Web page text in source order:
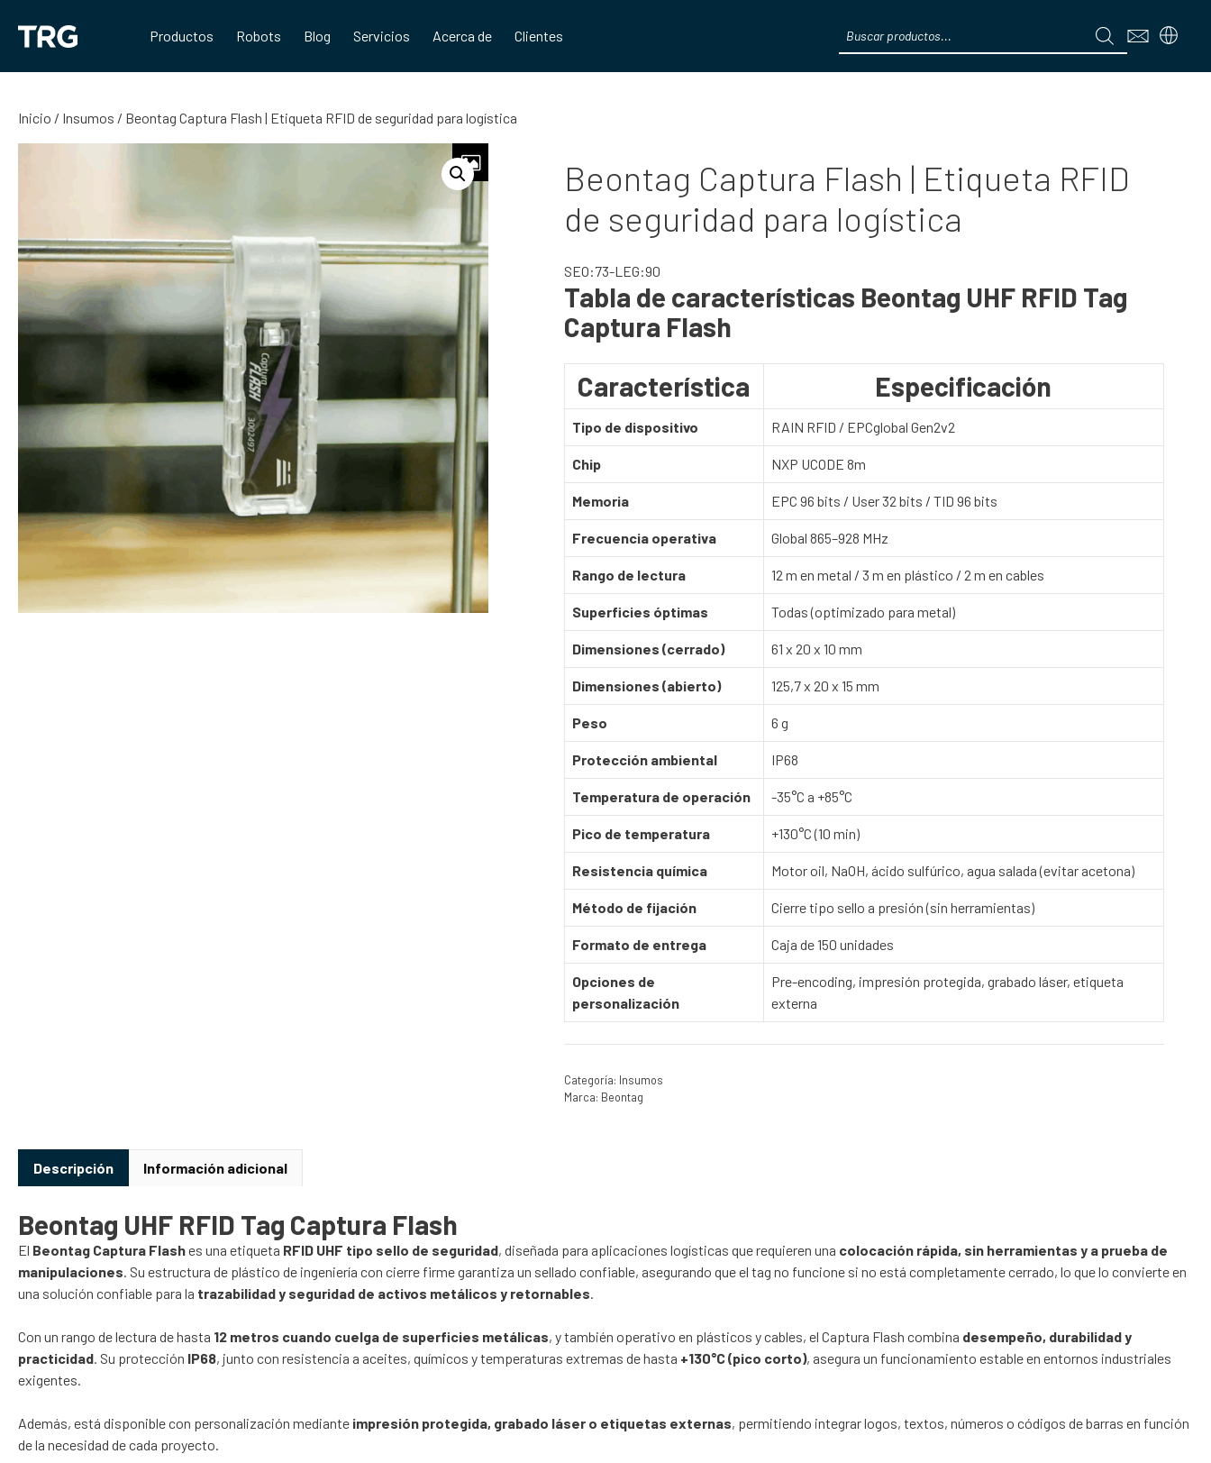
contenido
Productos Robots Blog Servicios Acerca de Clientes
search
Inicio / Insumos / Beontag Captura Flash | Etiqueta RFID de seguridad para logística
Beontag Captura Flash | Etiqueta RFID
de seguridad para logística
SEO:73-LEG:90
Tabla de características Beontag UHF RFID Tag
Captura Flash
Característica
Especificación
Tipo de dispositivo RAIN RFID / EPCglobal Gen2v2
Chip NXP UCODE 8m
Memoria EPC 96 bits / User 32 bits / TID 96 bits
Frecuencia operativa Global 865–928 MHz
Rango de lectura 12 m en metal / 3 m en plástico / 2 m en cables
Superficies óptimas Todas (optimizado para metal)
Dimensiones (cerrado) 61 x 20 x 10 mm
Dimensiones (abierto) 125,7 x 20 x 15 mm
Peso 6 g
Protección ambiental IP68
Temperatura de operación -35°C a +85°C
Pico de temperatura +130°C (10 min)
Resistencia química Motor oil, NaOH, ácido sulfúrico, agua salada (evitar acetona)
Método de fijación Cierre tipo sello a presión (sin herramientas)
Formato de entrega Caja de 150 unidades
Opciones de
personalización
Pre-encoding, impresión protegida, grabado láser, etiqueta
externa
Categoría: Insumos
Marca: Beontag
Descripción Información adicional
Beontag UHF RFID Tag Captura Flash
El Beontag Captura Flashes una etiqueta RFID UHF tipo sello de seguridad, diseñada para aplicaciones logísticas que requieren una colocación rápida, sin herramientas y a prueba de
manipulaciones. Su estructura de plástico de ingeniería con cierre firme garantiza un sellado confiable, asegurando que el tag no funcione si no está completamente cerrado, lo que lo convierte en
una solución confiable para la trazabilidad y seguridad de activos metálicos y retornables.
Con un rango de lectura de hasta 12 metros cuando cuelga de superficies metálicas, y también operativo en plásticos y cables, el Captura Flash combina desempeño, durabilidad y
practicidad. Su protección IP68, junto con resistencia a aceites, químicos y temperaturas extremas de hasta +130°C (pico corto), asegura un funcionamiento estable en entornos industriales
exigentes.
Además, está disponible con personalización mediante impresión protegida, grabado láser o etiquetas externas, permitiendo integrar logos, textos, números o códigos de barras en función
de la necesidad de cada proyecto.